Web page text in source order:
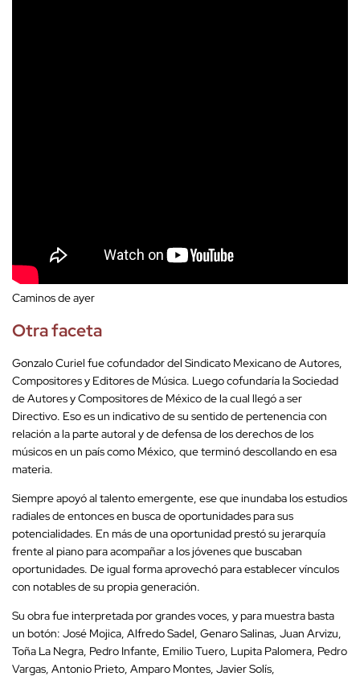
Caminos de ayer
Otra faceta
Gonzalo Curiel fue cofundador del Sindicato Mexicano de Autores,
Compositores y Editores de Música. Luego cofundaría la Sociedad
de Autores y Compositores de México de la cual llegó a ser
Directivo. Eso es un indicativo de su sentido de pertenencia con
relación a la parte autoral y de defensa de los derechos de los
músicos en un país como México, que terminó descollando en esa
materia.
Siempre apoyó al talento emergente, ese que inundaba los estudios
radiales de entonces en busca de oportunidades para sus
potencialidades. En más de una oportunidad prestó su jerarquía
frente al piano para acompañar a los jóvenes que buscaban
oportunidades. De igual forma aprovechó para establecer vínculos
con notables de su propia generación.
Su obra fue interpretada por grandes voces, y para muestra basta
un botón: José Mojica, Alfredo Sadel, Genaro Salinas, Juan Arvizu,
Toña La Negra, Pedro Infante, Emilio Tuero, Lupita Palomera, Pedro
Vargas, Antonio Prieto, Amparo Montes, Javier Solís,